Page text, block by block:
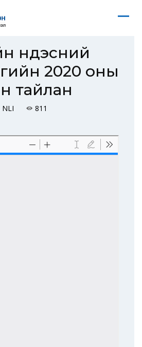
үндэсний
2020 оны
тайлан
NLI 811